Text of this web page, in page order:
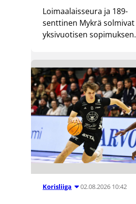
Loimaalaisseura ja 189-
senttinen Mykrä solmivat
yksivuotisen sopimuksen.
Korisliiga 02.08.2026 10:42